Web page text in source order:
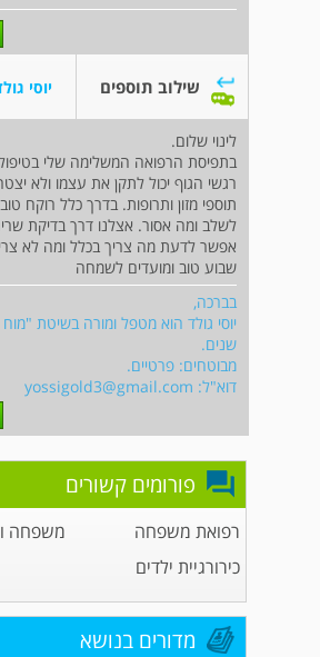
שילוב תוספים יוסי
לינוי שלום.
בתפיסת הרפואה המשלימה שלי
רגשי הגוף יכול לתקן את עצמו ולא
תוספי מזון ותרופות. בדרך כלל רוקח
לשלב ומה אסור. אצלנו דרך בדיקת
אפשר לדעת מה צריך בכלל ומה לא צריך
שבוע טוב ומועדים לשמחה
בברכה,
שנים.
מבוטחים: פרטיים.
דוא"ל: yossigold3@gmail.com
פורומים קשורים
רפואת משפחה
משפחה
כירורגיית ילדים
מדורים בנושא